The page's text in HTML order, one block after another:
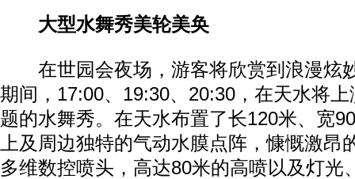
大型水舞秀美轮美奂
在世园会夜场，游客将欣赏到浪漫炫
期间，17:00、19:30、20:30，在天水将上
题的水舞秀。在天水布置了长120米、宽
上及周边独特的气动水膜点阵，慷慨激昂
多维数控喷头，高达80米的高喷以及灯光